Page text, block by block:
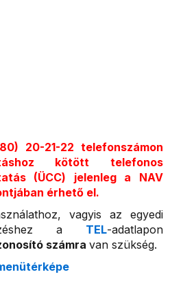
20-21-22 telefonszámon
kötött telefonos
(ÜCC) jelenleg a NAV
érhető el.
vagyis az egyedi
a TEL-adatlapon
számra van szükség.